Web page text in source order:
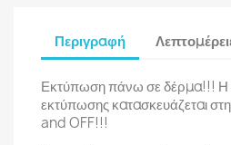
Περιγραφή
Εκτύπωση πάνω σε δέρμα!!! Η
εκτύπωσης κατασκευάζεται
and OFF!!!